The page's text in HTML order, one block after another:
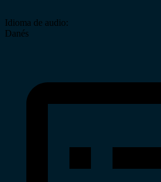
Idioma de audio:
Danés